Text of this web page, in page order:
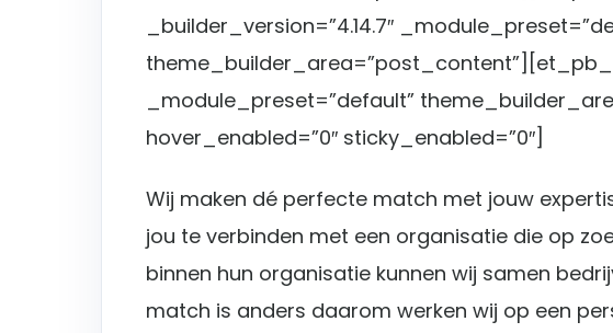
_builder_version=”4.14.7″
_module_preset=”default”
hover_enabled=”0″ sticky_enabled=”0″]
Wij maken dé perfecte match met jouw
jou te verbinden met een organisatie die op
binnen hun organisatie kunnen wij samen
match is anders daarom werken wij op een